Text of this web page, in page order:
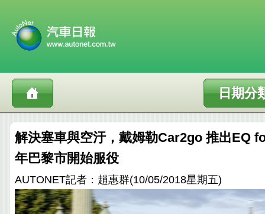
日期分
解決塞車與空汙，戴姆勒Car2go 推出EQ
年巴黎市開始服役
AUTONET記者：趙惠群(10/05/2018星期五)